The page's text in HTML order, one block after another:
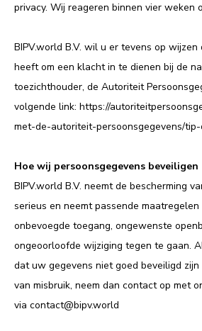
privacy. Wij reageren binnen vier weken
BIPV.world B.V. wil u er tevens op
heeft om een klacht in te dienen bij de
toezichthouder, de Autoriteit
volgende link: https://
met-de-autoriteit-persoonsgegevens/tip-
Hoe wij persoonsgegevens beveiligen
BIPV.world B.V. neemt de bescherming
serieus en neemt passende maatregelen
onbevoegde toegang, ongewenste
ongeoorloofde wijziging tegen te gaan.
dat uw gegevens niet goed beveiligd
van misbruik, neem dan contact op met
via contact@bipv.world